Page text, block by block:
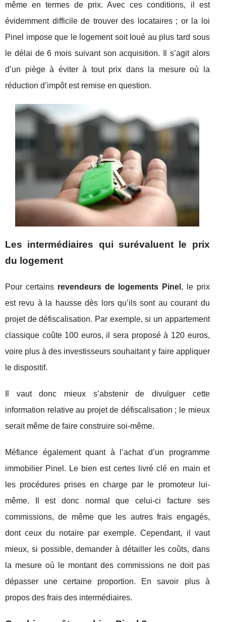
même en termes de prix. Avec ces conditions, il est
évidemment difficile de trouver des locataires ; or la loi
Pinel impose que le logement soit loué au plus tard sous
le délai de 6 mois suivant son acquisition. Il s’agit alors
d’un piège à éviter à tout prix dans la mesure où la
réduction d’impôt est remise en question.
Les intermédiaires qui surévaluent le prix
du logement
Pour certains revendeurs de logements Pinel , le prix
est revu à la hausse dès lors qu’ils sont au courant du
projet de défiscalisation. Par exemple, si un appartement
classique coûte 100 euros, il sera proposé à 120 euros,
voire plus à des investisseurs souhaitant y faire appliquer
le dispositif.
Il vaut donc mieux s’abstenir de divulguer cette
information relative au projet de défiscalisation ; le mieux
serait même de faire construire soi-même.
Méfiance également quant à l’achat d’un programme
immobilier Pinel. Le bien est certes livré clé en main et
les procédures prises en charge par le promoteur lui-
même. Il est donc normal que celui-ci facture ses
commissions, de même que les autres frais engagés,
dont ceux du notaire par exemple. Cependant, il vaut
mieux, si possible, demander à détailler les coûts, dans
la mesure où le montant des commissions ne doit pas
dépasser une certaine proportion. En savoir plus à
propos des frais des intermédiaires.